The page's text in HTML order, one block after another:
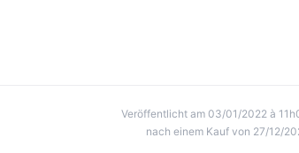
Veröffentlicht am 03/01/2022 à
nach einem Kauf von 27/12/